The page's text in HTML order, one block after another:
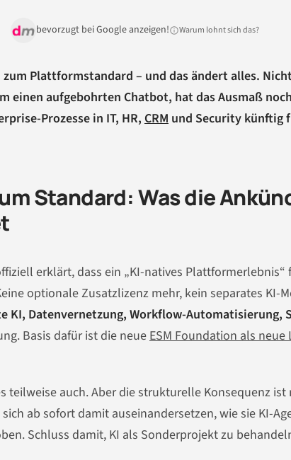
bevorzugt bei Google anzeigen! Warum lohnt sich das?
zum Plattformstandard – und das ändert alles.
einen aufgebohrten Chatbot, hat das Ausmaß
Prozesse in IT, HR, CRM und Security künftig
Standard: Was die
erklärt, dass ein „KI-natives
optionale Zusatzlizenz mehr, kein separates KI-
Datenvernetzung, Workflow-Automatisierung,
Basis dafür ist die neueESM Foundation als neue
teilweise auch. Aber die strukturelle Konsequenz
ab sofort damit auseinandersetzen, wie sie KI-
Schluss damit, KI als Sonderprojekt zu